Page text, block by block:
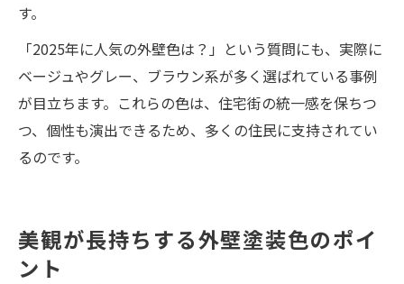
す。
「2025年に人気の外壁色は？」という質問にも、実際に
ベージュやグレー、ブラウン系が多く選ばれている事例
が目立ちます。これらの色は、住宅街の統一感を保ちつ
つ、個性も演出できるため、多くの住民に支持されてい
るのです。
美観が長持ちする外壁塗装色のポイ
ント